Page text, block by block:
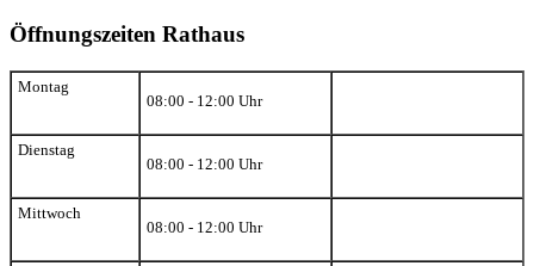
Öffnungszeiten Rathaus
Montag
08:00 - 12:00 Uhr
Dienstag
08:00 - 12:00 Uhr
Mittwoch
08:00 - 12:00 Uhr